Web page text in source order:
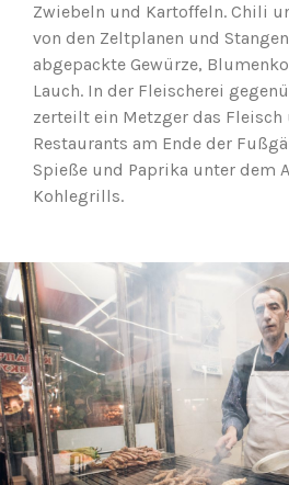
Zwiebeln und Kartoffeln. Chili
von den Zeltplanen und
abgepackte Gewürze,
Lauch. In der Fleischerei
zerteilt ein Metzger das Fleisch
Restaurants am Ende der
Spieße und Paprika unter dem
Kohlegrills.